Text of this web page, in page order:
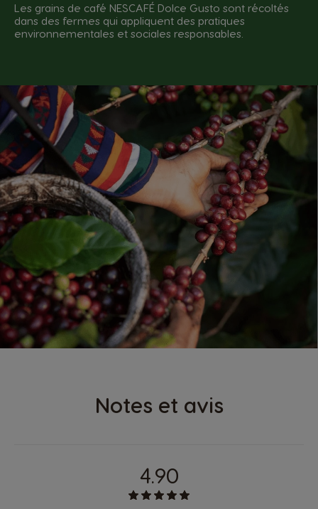
Les grains de café NESCAFÉ Dolce Gusto sont récoltés
dans des fermes qui appliquent des pratiques
environnementales et sociales responsables.
Notes et avis
4.90